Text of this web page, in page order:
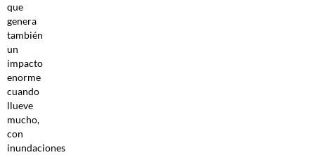
que
genera
también
un
impacto
enorme
cuando
llueve
mucho,
con
inundaciones